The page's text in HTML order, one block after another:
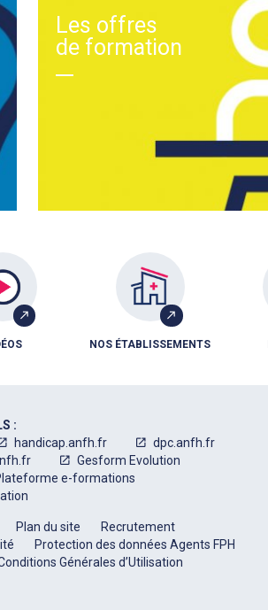
Les offres
de formation
NOS ÉTABLISSEMENTS
:
handicap.anfh.fr
dpc.anfh.fr
Gesform Evolution
e-formations
Plan du site
Recrutement
Protection des données Agents FPH
Générales d’Utilisation